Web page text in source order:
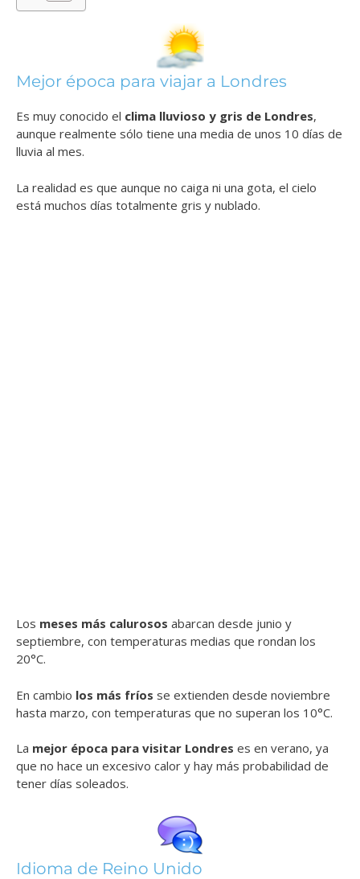
Mejor época para viajar a Londres
Es muy conocido el clima lluvioso y gris de Londres,
aunque realmente sólo tiene una media de unos 10 días de
lluvia al mes.
La realidad es que aunque no caiga ni una gota, el cielo
está muchos días totalmente gris y nublado.
Los meses más calurosos abarcan desde junio y
septiembre, con temperaturas medias que rondan los
20°C.
En cambio los más fríos se extienden desde noviembre
hasta marzo, con temperaturas que no superan los 10°C.
La mejor época para visitar Londres es en verano, ya
que no hace un excesivo calor y hay más probabilidad de
tener días soleados.
Idioma de Reino Unido